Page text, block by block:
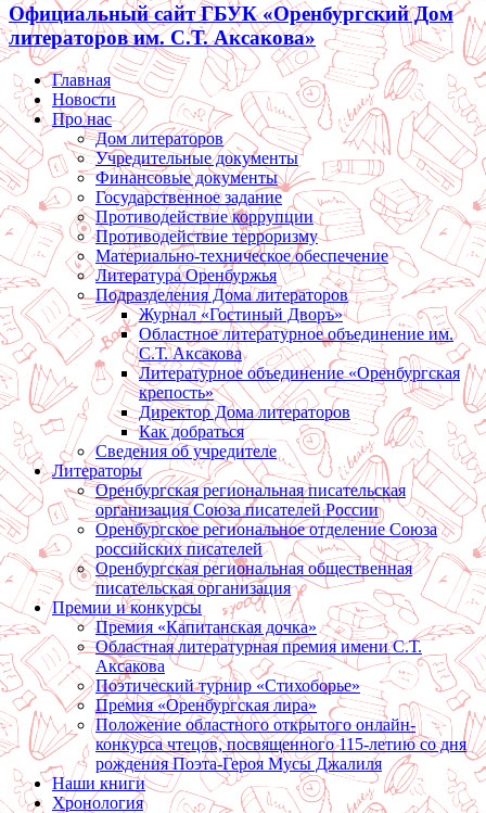
Официальный сайт ГБУК «Оренбургский Дом
литераторов им. С.Т. Аксакова»
Главная
Новости
Про нас
Дом литераторов
Учредительные документы
Финансовые документы
Государственное задание
Противодействие коррупции
Противодействие терроризму
Материально-техническое обеспечение
Литература Оренбуржья
Подразделения Дома литераторов
Журнал «Гостиный Дворъ»
Областное литературное объединение им.
С.Т. Аксакова
Литературное объединение «Оренбургская
крепость»
Директор Дома литераторов
Как добраться
Сведения об учредителе
Литераторы
Оренбургская региональная писательская
организация Союза писателей России
Оренбургское региональное отделение Союза
российских писателей
Оренбургская региональная общественная
писательская организация
Премии и конкурсы
Премия «Капитанская дочка»
Областная литературная премия имени С.Т.
Аксакова
Поэтический турнир «Стихоборье»
Премия «Оренбургская лира»
Положение областного открытого онлайн-
конкурса чтецов, посвященного 115-летию со дня
рождения Поэта-Героя Мусы Джалиля
Наши книги
Хронология